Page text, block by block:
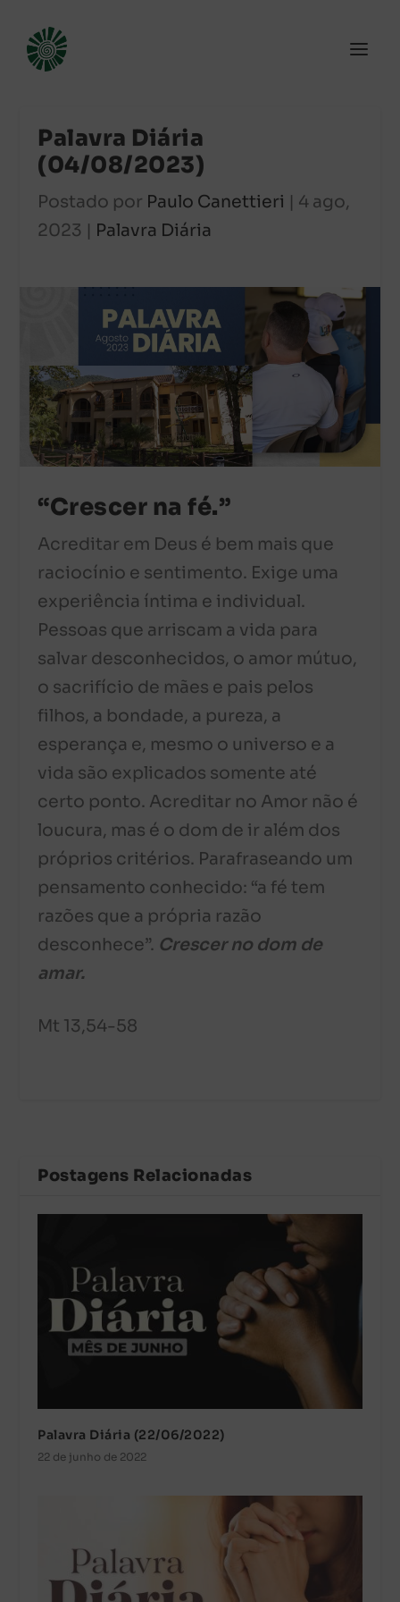
Palavra Diária
(04/08/2023)
Postado por Paulo Canettieri | 4 ago,
2023 | Palavra Diária
“Crescer na fé.”
Acreditar em Deus é bem mais que
raciocínio e sentimento. Exige uma
experiência íntima e individual.
Pessoas que arriscam a vida para
salvar desconhecidos, o amor mútuo,
o sacrifício de mães e pais pelos
filhos, a bondade, a pureza, a
esperança e, mesmo o universo e a
vida são explicados somente até
certo ponto. Acreditar no Amor não é
loucura, mas é o dom de ir além dos
próprios critérios. Parafraseando um
pensamento conhecido: “a fé tem
razões que a própria razão
desconhece”. Crescer no dom de
amar.
Mt 13,54-58
Postagens Relacionadas
Palavra Diária (22/06/2022)
22 de junho de 2022